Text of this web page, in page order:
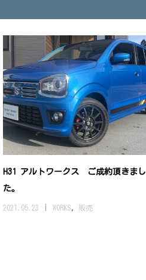
H31 アルトワークス ご成約頂きまし
た。
2021.05.23 WORKS 販売